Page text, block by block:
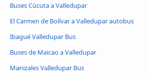
Buses Cúcuta a Valledupar
El Carmen de Bolívar a Valledupar autobus
Ibagué Valledupar Bus
Buses de Maicao a Valledupar
Manizales Valledupar Bus